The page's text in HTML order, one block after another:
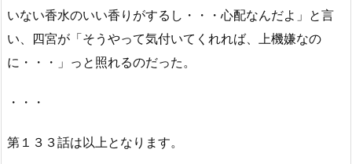
いない香水のいい香りがするし・・・心配なんだよ」と言
い、四宮が「そうやって気付いてくれれば、上機嫌なの
に・・・」っと照れるのだった。
・・・
第１３３話は以上となります。